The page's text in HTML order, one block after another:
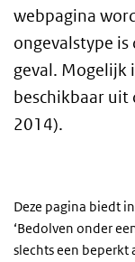
webpagina
ongevalstype
geval. Mogelijk
beschikbaar
2014).
Deze pagina biedt
‘Bedolven onder
slechts een beperkt